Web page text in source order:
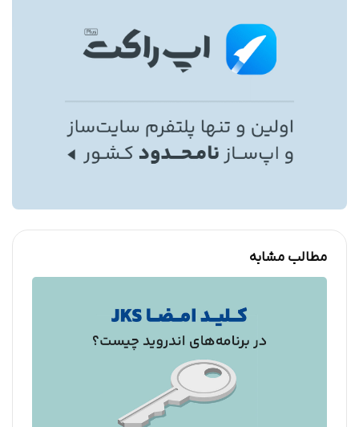
مطالب مشابه